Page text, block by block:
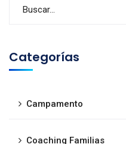
Categorías
Campamento
Coaching Familias